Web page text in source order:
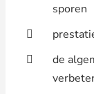
sporen
de